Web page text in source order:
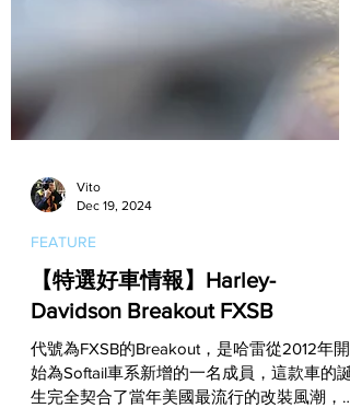
Dec 19, 2024
FEATURE
【特選好車情報】Harley-
Davidson Breakout FXSB